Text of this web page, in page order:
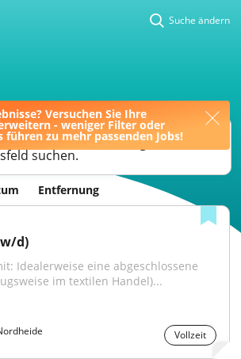
Versuchen Sie Ihre
- weniger Filter oder
zu mehr passenden Jobs!
Suche ändern
bessere Ergebnisse liefern,
Berufsbezeichnung oder
suchen.
Entfernung
d)
Idealerweise eine abgeschlossene
im textilen Handel)...
Vollzeit